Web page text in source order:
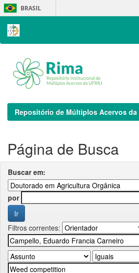
Skip
navigation
BRASIL
Repositório de Múltiplos Acervos da
Página de Busca
Buscar em:
por
Filtros correntes: